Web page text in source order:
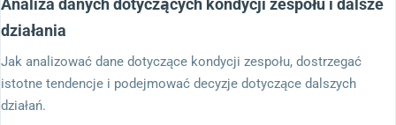
Analiza danych dotyczących kondycji zespołu i dalsze
działania
Jak analizować dane dotyczące kondycji zespołu, dostrzegać
istotne tendencje i podejmować decyzje dotyczące dalszych
działań.